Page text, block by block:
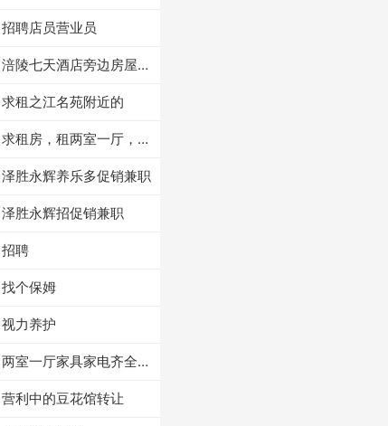
招聘店员营业员
涪陵七天酒店旁边房屋出
求租之江名苑附近的
求租房，租两室一厅，带
泽胜永辉养乐多促销兼职
泽胜永辉招促销兼职
招聘
找个保姆
视力养护
两室一厅家具家电齐全拎
营利中的豆花馆转让